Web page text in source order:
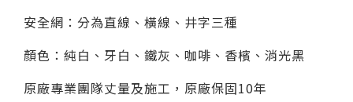
安全網：分為直線、橫線、井字三種
顏色：純白、牙白、鐵灰、咖啡、香檳、消光黑
原廠專業團隊丈量及施工，原廠保固10年